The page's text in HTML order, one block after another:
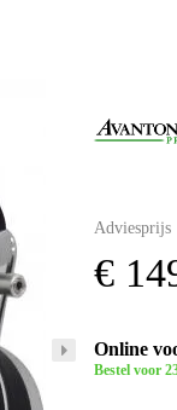
Adviesprijs
€
Online
Bestel voor